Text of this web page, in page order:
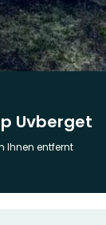
Uvberget
Ihnen entfernt